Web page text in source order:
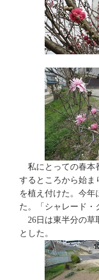
私にとっての春本
するところから始ま
を植え付けた。今年
た。「シャレード・
26日は東半分の草
とした。